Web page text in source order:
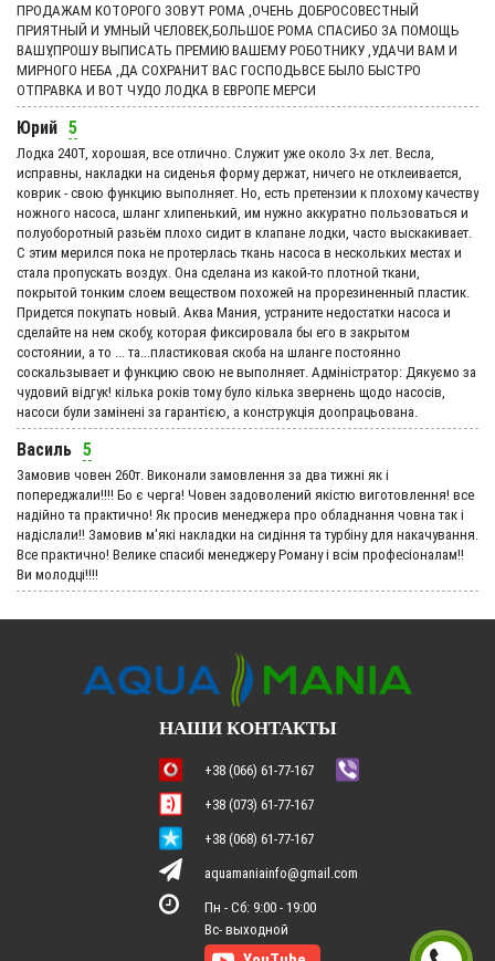
ПРОДАЖАМ КОТОРОГО ЗОВУТ РОМА ,ОЧЕНЬ ДОБРОСОВЕСТНЫЙ
ПРИЯТНЫЙ И УМНЫЙ ЧЕЛОВЕК,БОЛЬШОЕ РОМА СПАСИБО ЗА ПОМОЩЬ
ВАШУ,ПРОШУ ВЫПИСАТЬ ПРЕМИЮ ВАШЕМУ РОБОТНИКУ ,УДАЧИ ВАМ И
МИРНОГО НЕБА ,ДА СОХРАНИТ ВАС ГОСПОДЬВСЕ БЫЛО БЫСТРО
ОТПРАВКА И ВОТ ЧУДО ЛОДКА В ЕВРОПЕ МЕРСИ
Юрий 5
Лодка 240Т, хорошая, все отлично. Служит уже около 3-х лет. Весла,
исправны, накладки на сиденья форму держат, ничего не отклеивается,
коврик - свою функцию выполняет. Но, есть претензии к плохому качеству
ножного насоса, шланг хлипенький, им нужно аккуратно пользоваться и
полуоборотный разьём плохо сидит в клапане лодки, часто выскакивает.
С этим мерился пока не протерлась ткань насоса в нескольких местах и
стала пропускать воздух. Она сделана из какой-то плотной ткани,
покрытой тонким слоем веществом похожей на прорезиненный пластик.
Придется покупать новый. Аква Мания, устраните недостатки насоса и
сделайте на нем скобу, которая фиксировала бы его в закрытом
состоянии, а то ... та...пластиковая скоба на шланге постоянно
соскальзывает и функцию свою не выполняет. Адмiнiстратор: Дякуємо за
чудовий вiдгук! кілька років тому було кілька звернень щодо насосів,
насоси були замінені за гарантією, а конструкція доопрацьована.
Василь 5
Замовив човен 260т. Виконали замовлення за два тижні як і
попереджали!!!! Бо є черга! Човен задоволений якістю виготовлення! все
надійно та практично! Як просив менеджера про обладнання човна так і
надіслали!! Замовив м'які накладки на сидіння та турбіну для накачування.
Все практично! Велике спасибі менеджеру Роману і всім професіоналам!!
Ви молодці!!!!
НАШИ КОНТАКТЫ
+38 (066) 61-77-167
+38 (073) 61-77-167
+38 (068) 61-77-167
aquamaniainfo@gmail.com
Пн - Сб: 9:00 - 19:00